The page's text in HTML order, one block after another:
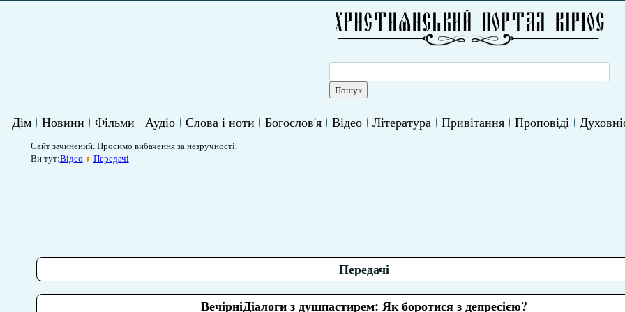
Дім Новини Фільми Аудіо Слова і ноти Богослов'я Відео Література Привітання Проповіді
Сайт зачинений. Просимо вибачення за незручності.
Ви тут:Відео Передачі
Передачі
ВечірніДіалоги з душпастирем: Як боротися з депресією?